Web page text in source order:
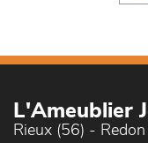
L'Ameublier
Rieux (56) - Redon